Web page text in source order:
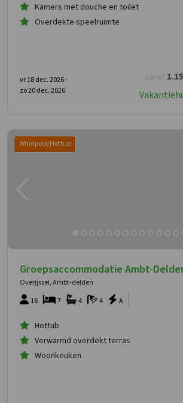
Kamers met douche en toilet
Overdekte speelruimte
vanaf
vr 18 dec. 2026 -
zo 20 dec. 2026
Whirlpool/Hottub
Groepsaccommodatie Ambt-
Overijssel, Ambt-delden
16 4
4 A
7
Hottub
Verwarmd overdekt terras
Woonkeuken